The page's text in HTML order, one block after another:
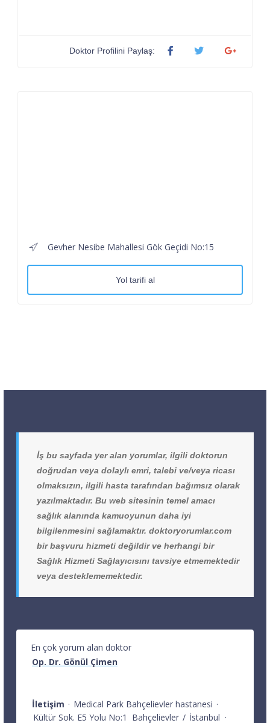
Doktor Profilini Paylaş:
Gevher Nesibe Mahallesi Gök Geçidi No:15
Yol tarifi al
İş bu sayfada yer alan yorumlar, ilgili doktorun
doğrudan veya dolaylı emri, talebi ve/veya ricası
olmaksızın, ilgili hasta tarafından bağımsız olarak
yazılmaktadır. Bu web sitesinin temel amacı
sağlık alanında kamuoyunun daha iyi
bilgilenmesini sağlamaktır. doktoryorumlar.com
bir başvuru hizmeti değildir ve herhangi bir
Sağlık Hizmeti Sağlayıcısını tavsiye etmemektedir
veya desteklememektedir.
En çok yorum alan doktor
Op. Dr. Gönül Çimen
İletişim · Medical Park Bahçelievler hastanesi ·
Kültür Sok. E5 Yolu No:1
Bahçelievler / İstanbul ·